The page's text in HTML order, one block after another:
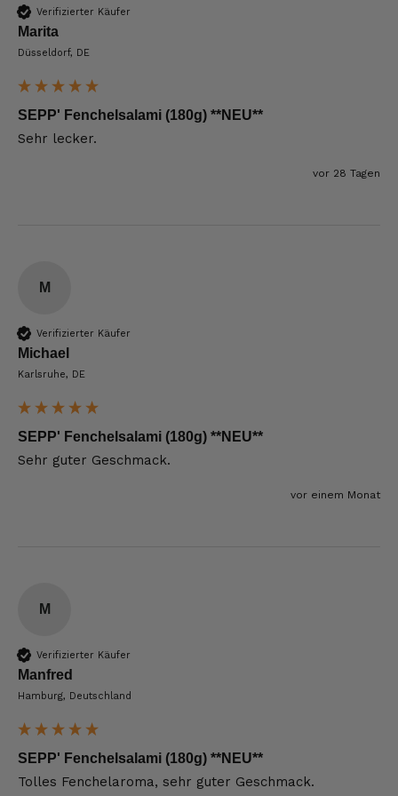
Verifizierter Käufer
Marita
Düsseldorf, DE
SEPP' Fenchelsalami (180g) **NEU**
Sehr lecker.
vor 28 Tagen
M
Verifizierter Käufer
Michael
Karlsruhe, DE
SEPP' Fenchelsalami (180g) **NEU**
Sehr guter Geschmack.
vor einem Monat
M
Verifizierter Käufer
Manfred
Hamburg, Deutschland
SEPP' Fenchelsalami (180g) **NEU**
Tolles Fenchelaroma, sehr guter Geschmack.